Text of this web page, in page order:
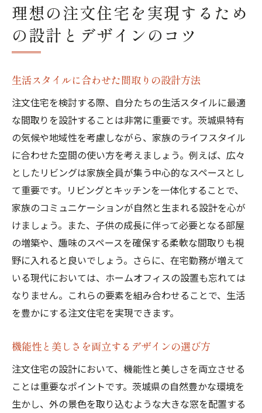
理想の注文住宅を実現するため
の設計とデザインのコツ
生活スタイルに合わせた間取りの設計方法
注文住宅を検討する際、自分たちの生活スタイルに最適
な間取りを設計することは非常に重要です。茨城県特有
の気候や地域性を考慮しながら、家族のライフスタイル
に合わせた空間の使い方を考えましょう。例えば、広々
としたリビングは家族全員が集う中心的なスペースとし
て重要です。リビングとキッチンを一体化することで、
家族のコミュニケーションが自然と生まれる設計を心が
けましょう。また、子供の成長に伴って必要となる部屋
の増築や、趣味のスペースを確保する柔軟な間取りも視
野に入れると良いでしょう。さらに、在宅勤務が増えて
いる現代においては、ホームオフィスの設置も忘れては
なりません。これらの要素を組み合わせることで、生活
を豊かにする注文住宅を実現できます。
機能性と美しさを両立するデザインの選び方
注文住宅の設計において、機能性と美しさを両立させる
ことは重要なポイントです。茨城県の自然豊かな環境を
生かし、外の景色を取り込むような大きな窓を配置する